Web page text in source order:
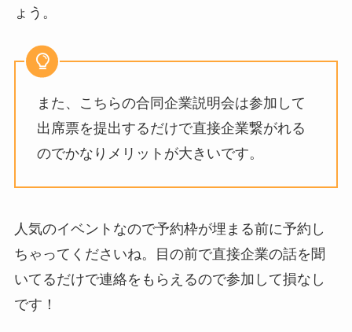
ょう。
また、こちらの合同企業説明会は参加して
出席票を提出するだけで直接企業繋がれる
のでかなりメリットが大きいです。
人気のイベントなので予約枠が埋まる前に予約し
ちゃってくださいね。目の前で直接企業の話を聞
いてるだけで連絡をもらえるので参加して損なし
です！